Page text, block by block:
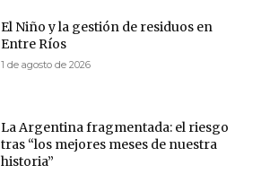
El Niño y la gestión de residuos en
Entre Ríos
1 de agosto de 2026
La Argentina fragmentada: el riesgo
tras “los mejores meses de nuestra
historia”